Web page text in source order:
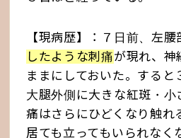
【現病歴】：７日前、左
したような刺痛が現れ、神
ままにしておいた。すると
大腿外側に大きな紅斑・小
痛はさらにひどくなり触れ
居ても立ってもいられなく